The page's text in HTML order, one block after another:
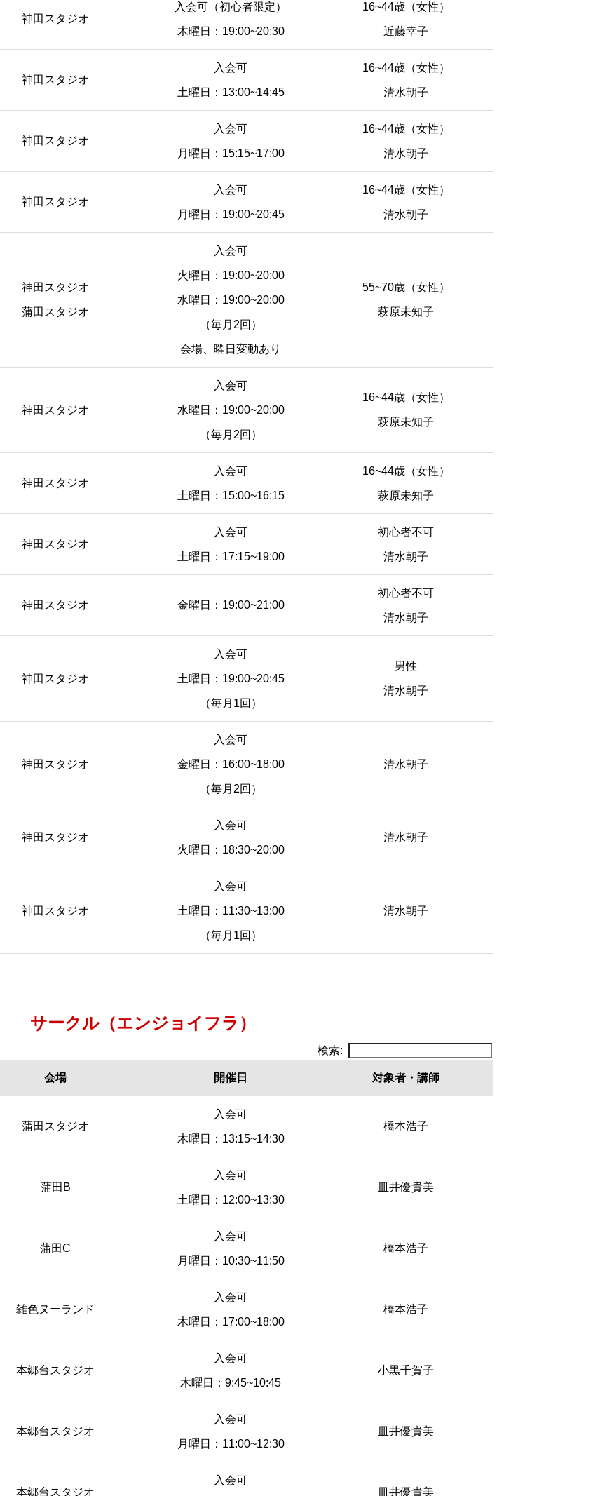
神田スタジオ
入会可（初心者限定）
木曜日：19:00~20:30
16~44歳（女性）
近藤幸子
神田スタジオ
入会可
土曜日：13:00~14:45
16~44歳（女性）
清水朝子
神田スタジオ
入会可
月曜日：15:15~17:00
16~44歳（女性）
清水朝子
神田スタジオ
入会可
月曜日：19:00~20:45
16~44歳（女性）
清水朝子
神田スタジオ
蒲田スタジオ
入会可
火曜日：19:00~20:00
水曜日：19:00~20:00
（毎月2回）
会場、曜日変動あり
55~70歳（女性）
萩原未知子
神田スタジオ
入会可
水曜日：19:00~20:00
（毎月2回）
16~44歳（女性）
萩原未知子
神田スタジオ
入会可
土曜日：15:00~16:15
16~44歳（女性）
萩原未知子
神田スタジオ
入会可
土曜日：17:15~19:00
初心者不可
清水朝子
神田スタジオ 金曜日：19:00~21:00
初心者不可
清水朝子
神田スタジオ
入会可
土曜日：19:00~20:45
（毎月1回）
男性
清水朝子
神田スタジオ
入会可
金曜日：16:00~18:00
（毎月2回）
清水朝子
神田スタジオ
入会可
火曜日：18:30~20:00
清水朝子
神田スタジオ
入会可
土曜日：11:30~13:00
（毎月1回）
清水朝子
サークル（エンジョイフラ）
検索:
会場 開催日 対象者 ・講師
開催日
蒲田スタジオ
入会可
木曜日：13:15~14:30
橋本浩子
蒲田B
入会可
土曜日：12:00~13:30
皿井優貴美
蒲田C
入会可
月曜日：10:30~11:50
橋本浩子
雑色ヌーランド
入会可
木曜日：17:00~18:00
橋本浩子
本郷台スタジオ
入会可
木曜日：9:45~10:45
小黒千賀子
本郷台スタジオ
入会可
月曜日：11:00~12:30
皿井優貴美
本郷台スタジオ
入会可
皿井優貴美